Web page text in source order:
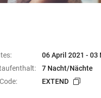
06 April 2021 - 03
7 Nacht/Nächte
EXTEND